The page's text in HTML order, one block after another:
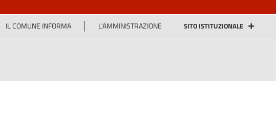
IL COMUNE INFORMA L'AMMINISTRAZIONE SITO ISTITUZIONALE